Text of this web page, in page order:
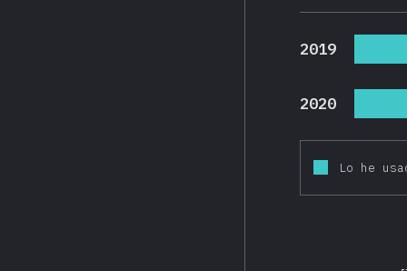
2019
2020
Lo he